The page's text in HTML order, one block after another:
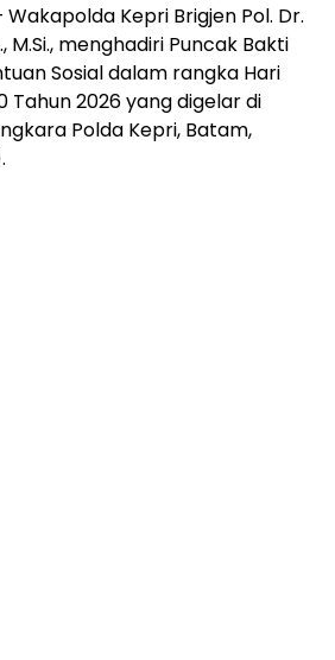
Wakapolda Kepri Brigjen Pol. Dr.
M.Si., menghadiri Puncak Bakti
Sosial dalam rangka Hari
Tahun 2026 yang digelar di
Polda Kepri, Batam,